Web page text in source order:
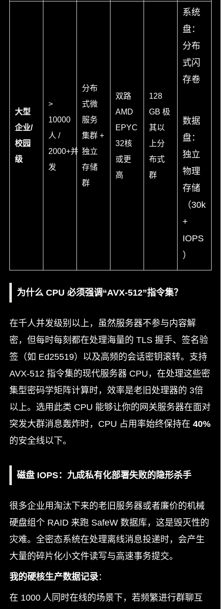
大型
企业/
校园
级
>
10000
人 /
2000+并
发
分布
式微
服务
集群 +
独立
存储
群
双路
AMD
EPYC
32核
或更
高
128
GB 极
其以
上分
布式
群
系统
盘：
分布
式闪
存卷
数据
盘：
独立
物理
存储
（30k
+
IOPS
）
为什么 CPU 必须强调“AVX-512”指令集？
在千人并发级别以上，虽然服务器不参与内容解
密，但每时每刻都在处理海量的 TLS 握手、签名验
签（如 Ed25519）以及高频的会话密钥滚转。支持
AVX-512 指令集的现代服务器 CPU，在处理这些密
集型密码学矩阵计算时，效率是老旧处理器的 3倍
以上。选用此类 CPU 能够让你的网关服务器在面对
突发大群消息轰炸时，CPU 占用率始终保持在 40%
的安全线以下。
磁盘 IOPS：九成私有化部署失败的隐形杀手
很多企业用淘汰下来的老旧服务器或者廉价的机械
硬盘组个 RAID 来跑 SafeW 数据库，这是毁灭性的
灾难。全密态系统在处理离线消息投递时，会产生
大量的碎片化小文件读写与高速事务提交。
我的硬核生产数据记录：
在 1000 人同时在线的场景下，若频繁进行群聊互